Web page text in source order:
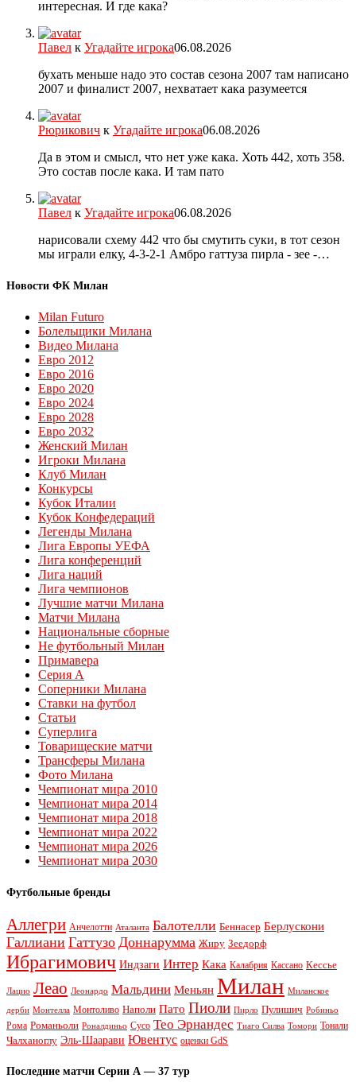
интересная. И где кака?
Павел к Угадайте игрока06.08.2026
бухать меньше надо это состав сезона 2007 там написано
2007 и финалист 2007, нехватает кака разумеется
Рюрикович к Угадайте игрока06.08.2026
Да в этом и смысл, что нет уже кака. Хоть 442, хоть 358.
Это состав после кака. И там пато
Павел к Угадайте игрока06.08.2026
нарисовали схему 442 что бы смутить суки, в тот сезон
мы играли елку, 4-3-2-1 Амбро гаттуза пирла - зее -…
Новости ФК Милан
Milan Futuro
Болельщики Милана
Видео Милана
Евро 2012
Евро 2016
Евро 2020
Евро 2024
Евро 2028
Евро 2032
Женский Милан
Игроки Милана
Клуб Милан
Конкурсы
Кубок Италии
Кубок Конфедераций
Легенды Милана
Лига Европы УЕФА
Лига конференций
Лига наций
Лига чемпионов
Лучшие матчи Милана
Матчи Милана
Национальные сборные
Не футбольный Милан
Примавера
Серия А
Соперники Милана
Ставки на футбол
Статьи
Суперлига
Товарищеские матчи
Трансферы Милана
Фото Милана
Чемпионат мира 2010
Чемпионат мира 2014
Чемпионат мира 2018
Чемпионат мира 2022
Чемпионат мира 2026
Чемпионат мира 2030
Футбольные бренды
Аллегри Анчелотти Аталанта Балотелли Беннасер Берлускони
Галлиани Гаттузо Доннарумма Жиру Зеедорф
Ибрагимович Индзаги Интер Кака Калабрия Кассано Кессье
Лацио Леао Леонардо Мальдини Меньян Милан Миланское
дерби Монтелла Монтоливо Наполи Пато Пиоли Пирло Пулишич Робиньо
Рома Романьоли Роналдиньо Сусо Тео Эрнандес Тиаго Силва Томори Тонали
Чалханоглу Эль-Шаарави Ювентус оценки GdS
Последние матчи Серии А — 37 тур